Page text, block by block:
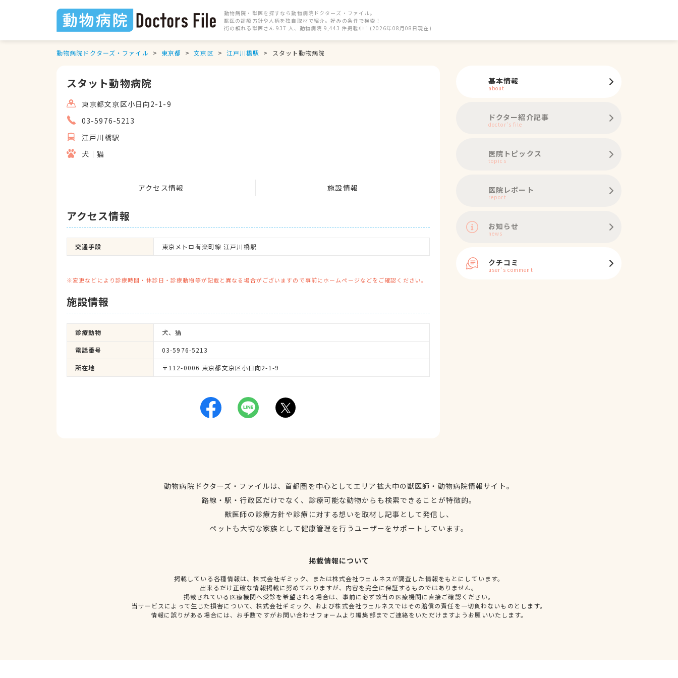
動物病院・獣医を探すなら動物病院ドクターズ・ファイル。
獣医の診療方針や人柄を独自取材で紹介。好みの条件で検索！
街の頼れる獣医さん 937 人、動物病院 9,443 件掲載中！(2026年08月08日現在)
動物病院ドクターズ・ファイル 東京都 文京区 江戸川橋駅 スタット動物病院
スタット動物病院
東京都文京区小日向2-1-9
03-5976-5213
江戸川橋駅
犬
猫
アクセス情報 施設情報
アクセス情報
交通手段 東京メトロ有楽町線 江戸川橋駅
※変更などにより診療時間・休診日・診療動物等が記載と異なる場合がございますので事前にホームページなどをご確認ください。
施設情報
診療動物 犬、猫
電話番号 03-5976-5213
所在地 〒112-0006 東京都文京区小日向2-1-9
基本情報
about
ドクター紹介記事
doctor's file
医院トピックス
topics
医院レポート
report
お知らせ
news
クチコミ
user's comment
動物病院ドクターズ・ファイルは、首都圏を中心としてエリア拡大中の獣医師・動物病院情報サイト。
路線・駅・行政区だけでなく、診療可能な動物からも検索できることが特徴的。
獣医師の診療方針や診療に対する想いを取材し記事として発信し、
ペットも大切な家族として健康管理を行うユーザーをサポートしています。
掲載情報について
掲載している各種情報は、株式会社ギミック、または株式会社ウェルネスが調査した情報をもとにしています。
出来るだけ正確な情報掲載に努めておりますが、内容を完全に保証するものではありません。
掲載されている医療機関へ受診を希望される場合は、事前に必ず該当の医療機関に直接ご確認ください。
当サービスによって生じた損害について、株式会社ギミック、および株式会社ウェルネスではその賠償の責任を一切負わないものとします。
情報に誤りがある場合には、お手数ですがお問い合わせフォームより編集部までご連絡をいただけますようお願いいたします。